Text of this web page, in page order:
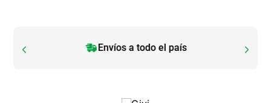
Envíos a todo el país